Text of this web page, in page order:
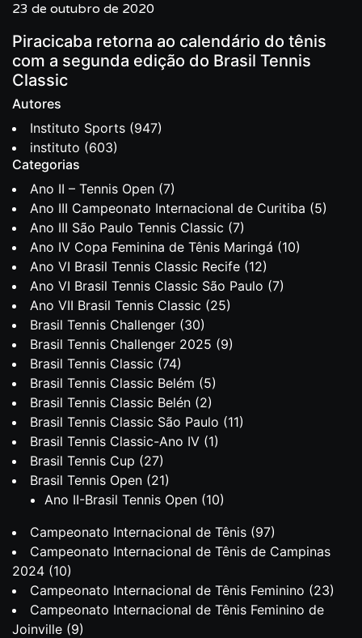
23 de outubro de 2020
Piracicaba retorna ao calendário do tênis
com a segunda edição do Brasil Tennis
Classic
Autores
Instituto Sports (947)
instituto (603)
Categorias
Ano II – Tennis Open (7)
Ano III Campeonato Internacional de Curitiba (5)
Ano III São Paulo Tennis Classic (7)
Ano IV Copa Feminina de Tênis Maringá (10)
Ano VI Brasil Tennis Classic Recife (12)
Ano VI Brasil Tennis Classic São Paulo (7)
Ano VII Brasil Tennis Classic (25)
Brasil Tennis Challenger (30)
Brasil Tennis Challenger 2025 (9)
Brasil Tennis Classic (74)
Brasil Tennis Classic Belém (5)
Brasil Tennis Classic Belén (2)
Brasil Tennis Classic São Paulo (11)
Brasil Tennis Classic-Ano IV (1)
Brasil Tennis Cup (27)
Brasil Tennis Open (21)
Ano II-Brasil Tennis Open (10)
Campeonato Internacional de Tênis (97)
Campeonato Internacional de Tênis de Campinas
2024 (10)
Campeonato Internacional de Tênis Feminino (23)
Campeonato Internacional de Tênis Feminino de
Joinville (9)